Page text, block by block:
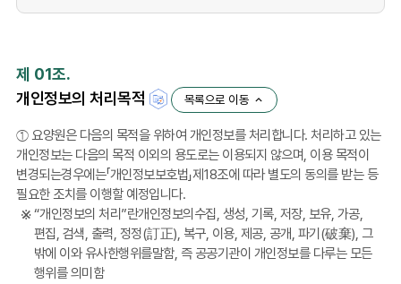
제 01조.
개인정보의 처리목적 목록으로 이동
① 요양원은 다음의 목적을 위하여 개인정보를 처리합니다. 처리하고 있는
개인정보는 다음의 목적 이외의 용도로는 이용되지 않으며, 이용 목적이
변경되는경우에는「개인정보보호법」제18조에 따라 별도의 동의를 받는 등
필요한 조치를 이행할 예정입니다.
“개인정보의 처리”란개인정보의수집, 생성, 기록, 저장, 보유, 가공,
편집, 검색, 출력, 정정(訂正), 복구, 이용, 제공, 공개, 파기(破棄), 그
밖에 이와 유사한행위를말함, 즉 공공기관이 개인정보를 다루는 모든
행위를 의미함